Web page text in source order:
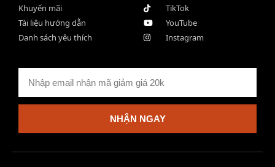
Khuyến mãi
Tài liệu hướng dẫn
Danh sách yêu thích
TikTok
YouTube
Instagram
NHẬN NGAY